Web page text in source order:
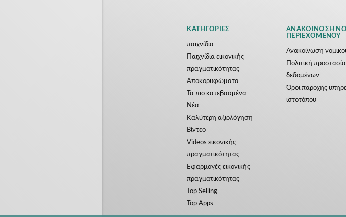
ΚΑΤΗΓΟΡΊΕΣ
παιχνίδια
Παιχνίδια εικονικής
πραγματικότητας
Αποκορυφώματα
Τα πιο κατεβασμένα
Νέα
Kαλύτερη αξιολόγηση
Βίντεο
Videos εικονικής
πραγματικότητας
Εφαρμογές εικονικής
πραγματικότητας
Top Selling
Top Apps
ΑΝΑΚΟΊΝΩΣΗ
ΠΕΡΙΕΧΟΜΈΝΟΥ
Ανακοίνωση
Πολιτική
δεδομένων
Όροι παροχής
ιστοτόπου